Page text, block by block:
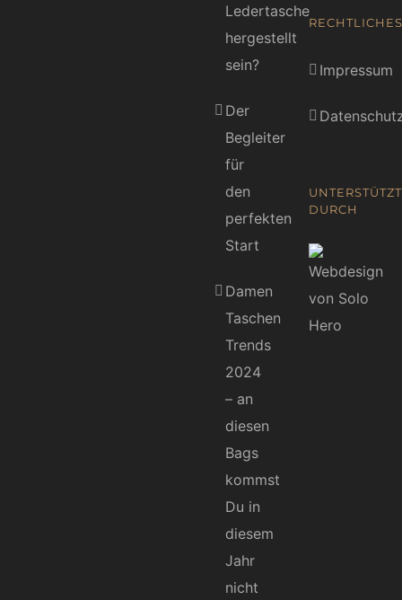
Ledertasche
hergestellt
sein?
Der
Begleiter
für
den
perfekten
Start
Damen
Taschen
Trends
2024
– an
diesen
Bags
kommst
Du in
diesem
Jahr
nicht
RECHTLICHES
Impressum
UNTERSTÜTZT
DURCH